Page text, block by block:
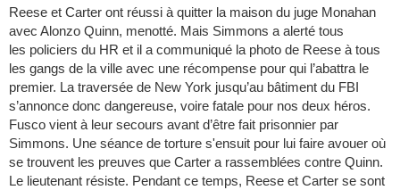
Reese et Carter ont réussi à quitter la maison du juge Monahan
avec Alonzo Quinn, menotté. Mais Simmons a alerté tous
les policiers du HR et il a communiqué la photo de Reese à tous
les gangs de la ville avec une récompense pour qui l’abattra le
premier. La traversée de New York jusqu’au bâtiment du FBI
s’annonce donc dangereuse, voire fatale pour nos deux héros.
Fusco vient à leur secours avant d’être fait prisonnier par
Simmons. Une séance de torture s'ensuit pour lui faire avouer où
se trouvent les preuves que Carter a rassemblées contre Quinn.
Le lieutenant résiste. Pendant ce temps, Reese et Carter se sont